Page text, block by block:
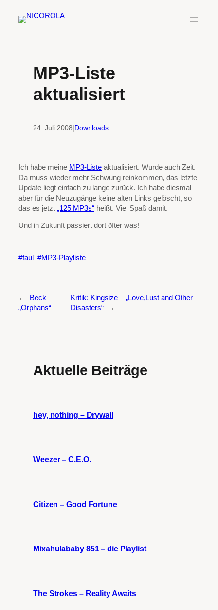
Inhalt
MP3-Liste
aktualisiert
24. Juli 2008|Downloads
Ich habe meine MP3-Liste aktualisiert. Wurde auch Zeit.
Da muss wieder mehr Schwung reinkommen, das letzte
Update liegt einfach zu lange zurück. Ich habe diesmal
aber für die Neuzugänge keine alten Links gelöscht, so
das es jetzt „125 MP3s“ heißt. Viel Spaß damit.
Und in Zukunft passiert dort öfter was!
faul MP3-Playliste
←
Beck –
„Orphans“
Kritik: Kingsize – „Love,Lust and Other
Disasters“
→
Aktuelle Beiträge
hey, nothing – Drywall
Weezer – C.E.O.
Citizen – Good Fortune
Mixahulababy 851 – die Playlist
The Strokes – Reality Awaits